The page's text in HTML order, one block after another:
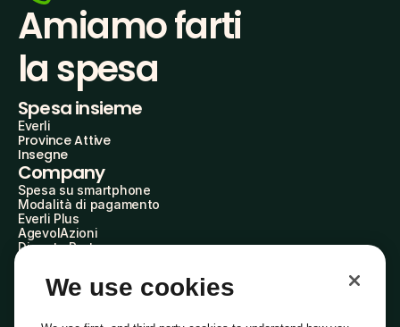
Amiamo farti
la spesa
Spesa insieme
Everli
Province Attive
Insegne
Company
Spesa su smartphone
Modalità di pagamento
Everli Plus
AgevolAzioni
Diventa Partner
Everli Shoppers
About Us
We use cookies